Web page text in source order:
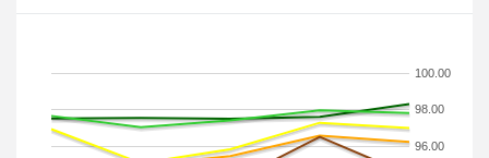
96.00
98.00
100.00